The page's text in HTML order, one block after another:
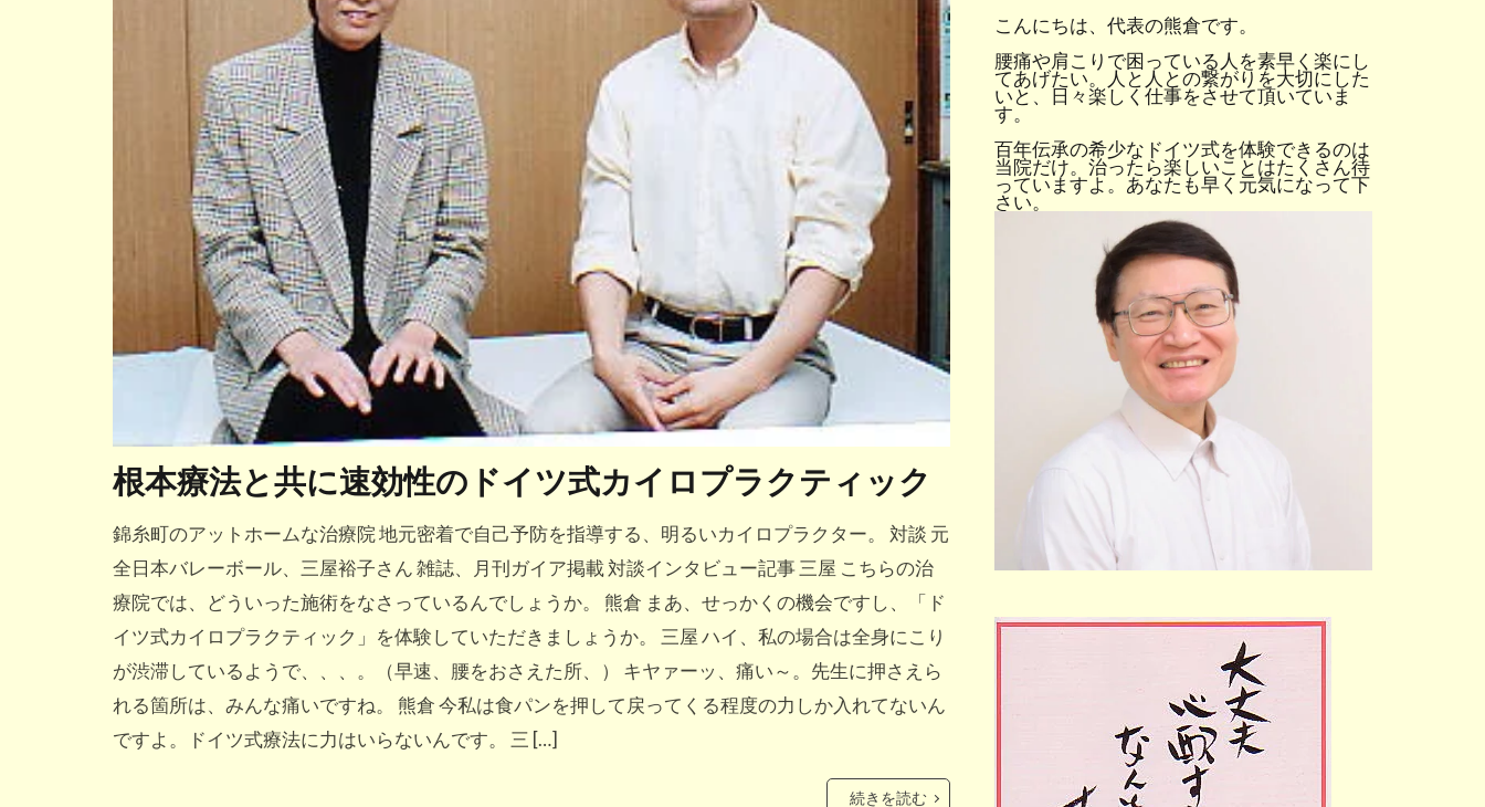
根本療法と共に速効性のドイツ式カイロプラクティック
錦糸町のアットホームな治療院 地元密着で自己予防を指導する、明るいカイロプラクター。 対談 元
全日本バレーボール、三屋裕子さん 雑誌、月刊ガイア掲載 対談インタビュー記事 三屋 こちらの治
療院では、どういった施術をなさっているんでしょうか。 熊倉 まあ、せっかくの機会ですし、「ド
イツ式カイロプラクティック」を体験していただきましょうか。 三屋 ハイ、私の場合は全身にこり
が渋滞しているようで、、、。（早速、腰をおさえた所、） キヤァーッ、痛い～。先生に押さえら
れる箇所は、みんな痛いですね。 熊倉 今私は食パンを押して戻ってくる程度の力しか入れてないん
ですよ。ドイツ式療法に力はいらないんです。 三 […]
続きを読む
こんにちは、代表の熊倉です。
腰痛や肩こりで困っている人を素早く楽にし
てあげたい。人と人との繋がりを大切にした
いと、日々楽しく仕事をさせて頂いていま
す。
百年伝承の希少なドイツ式を体験できるのは
当院だけ。治ったら楽しいことはたくさん待
っていますよ。あなたも早く元気になって下
さい。